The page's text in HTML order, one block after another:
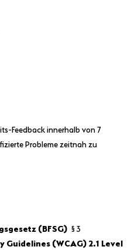
Feedback innerhalb von 7
Probleme zeitnah zu
(BFSG) § 3
Guidelines (WCAG) 2.1 Level